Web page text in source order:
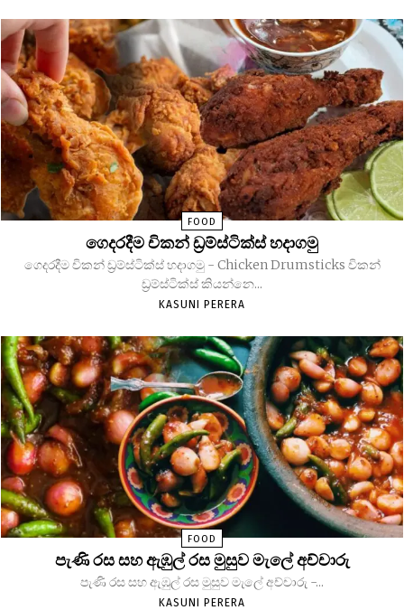
FOOD
ගෙදරදීම චිකන් ඩ්‍රම්ස්ටික්ස් හදාගමු
ගෙදරදීම චිකන් ඩ්‍රම්ස්ටික්ස් හදාගමු - Chicken Drumsticks චිකන්
ඩ්‍රම්ස්ටික්ස් කියන්නෙ...
KASUNI PERERA
FOOD
පැණි රස සහ ඇඹුල් රස මුසුව මැලේ අච්චාරු
පැණි රස සහ ඇඹුල් රස මුසුව මැලේ අච්චාරු -...
KASUNI PERERA